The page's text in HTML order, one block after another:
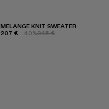
MELANGE KNIT SWEATER
207 € -40%345 €